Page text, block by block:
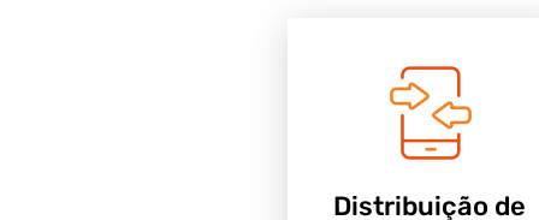
Distribuição de